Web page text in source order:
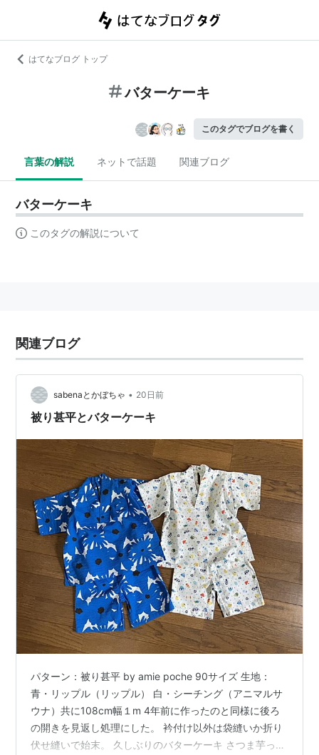
はてなブログ トップ
バターケーキ
このタグでブログを書く
言葉の解説 ネットで話題 関連ブログ
バターケーキ
このタグの解説について
関連ブログ
sabenaとかぼちゃ • 20日前
被り甚平とバターケーキ
パターン：被り甚平 by amie poche 90サイズ 生地：
青・リップル（リップル） 白・シーチング（アニマルサ
ウナ）共に108cm幅１m 4年前に作ったのと同様に後ろ
の開きを見返し処理にした。 衿付け以外は袋縫いか折り
伏せ縫いで始末。 久しぶりのバターケーキ さつま芋って